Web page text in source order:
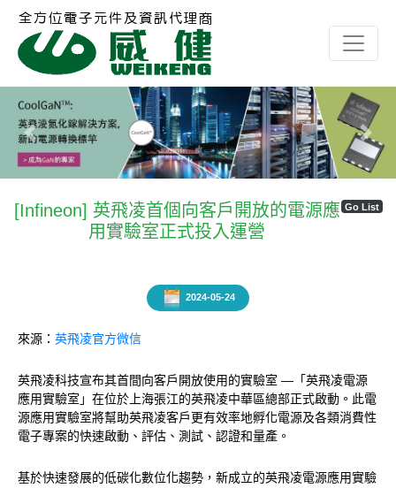
Previous Next
Go List
[Infineon] 英飛凌首個向客戶開放的電源應
用實驗室正式投入運營
2024-05-24
來源： 英飛凌官方微信
英飛凌科技宣布其首間向客戶開放使用的實驗室 —「英飛凌電源
應用實驗室」在位於上海張江的英飛凌中華區總部正式啟動。此電
源應用實驗室將幫助英飛凌客戶更有效率地孵化電源及各類消費性
電子專案的快速啟動、評估、測試、認證和量產。
基於快速發展的低碳化數位化趨勢，新成立的英飛凌電源應用實驗